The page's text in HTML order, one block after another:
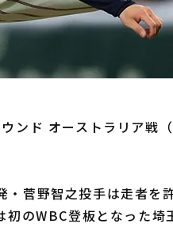
ド オーストラリア戦
菅野智之投手は走者を
のWBC登板となった埼